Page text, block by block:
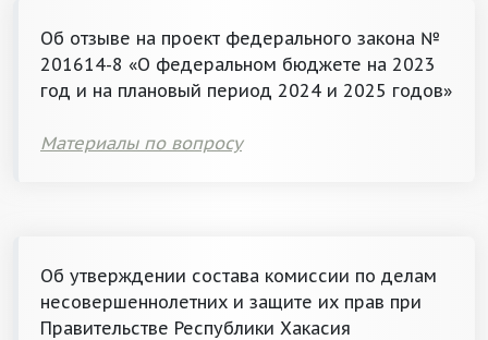
Об отзыве на проект федерального закона №
201614-8 «О федеральном бюджете на 2023
год и на плановый период 2024 и 2025 годов»
Материалы по вопросу
Об утверждении состава комиссии по делам
несовершеннолетних и защите их прав при
Правительстве Республики Хакасия